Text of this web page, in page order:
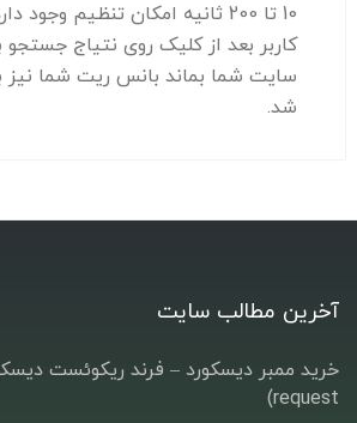
10 تا 200 ثانیه امکان تنظیم وجود
کاربر بعد از کلیک روی نتیاج جستجو
سایت شما بماند بانس ریت شما نیز
شد.
آخرین مطالب سایت
request)